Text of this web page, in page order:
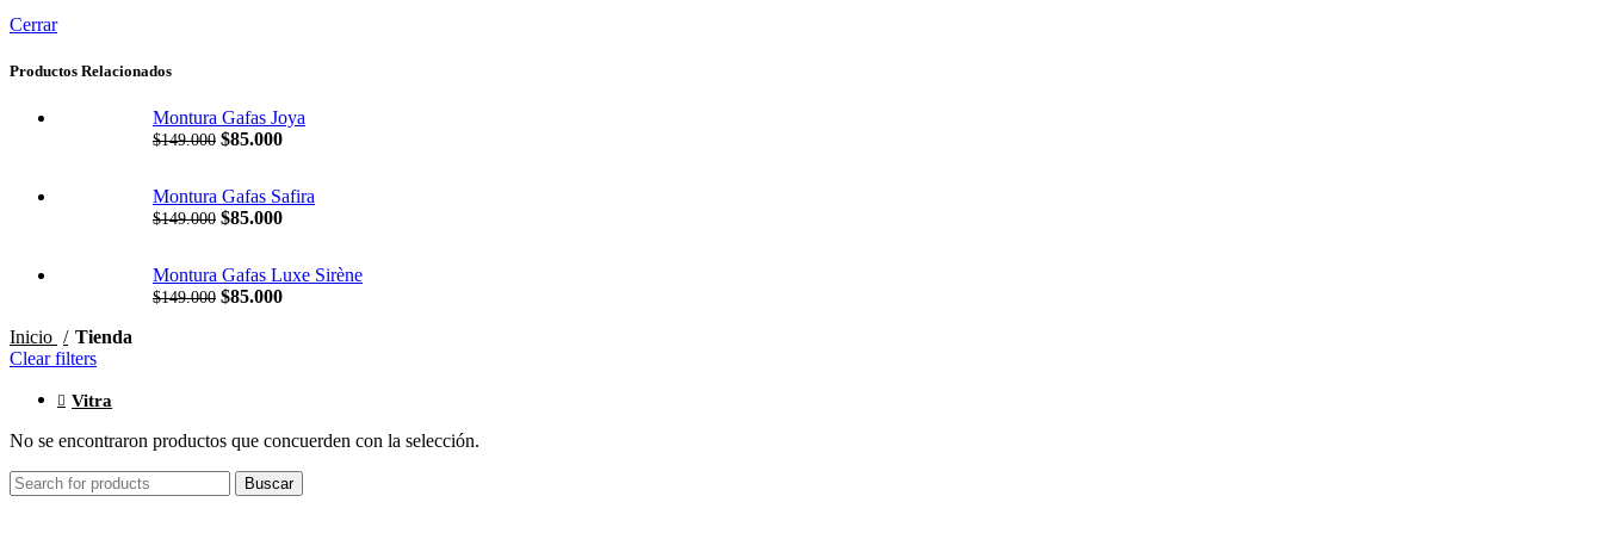
Cerrar
Productos Relacionados
Montura Gafas Joya
$149.000 $85.000
Montura Gafas Safira
$149.000 $85.000
Montura Gafas Luxe Sirène
$149.000 $85.000
Inicio
Tienda
Clear filters
Vitra
No se encontraron productos que concuerden con la selección.
Buscar